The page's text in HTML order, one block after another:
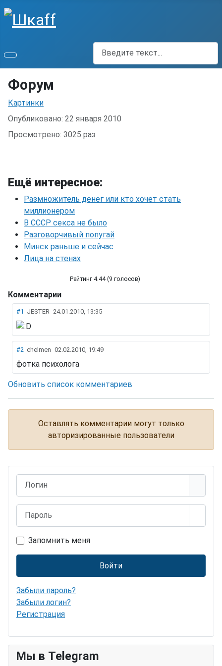
Поиск
Форум
Информация о материале
Картинки
Опубликовано: 22 января 2010
Просмотрено: 3025 раз
Ещё интересное:
Размножитель денег или кто хочет стать
миллионером
В СССР секса не было
Разговорчивый попугай
Минск раньше и сейчас
Лица на стенах
Рейтинг 4.44 (9 голосов)
Форум
Комментарии
#1 JESTER 24.01.2010, 13:35
#2 chelmen 02.02.2010, 19:49
фотка психолога
Обновить список комментариев
Оставлять комментарии могут только
авторизированные пользователи
Запомнить меня
Войти
Забыли пароль?
Забыли логин?
Регистрация
Мы в Telegram